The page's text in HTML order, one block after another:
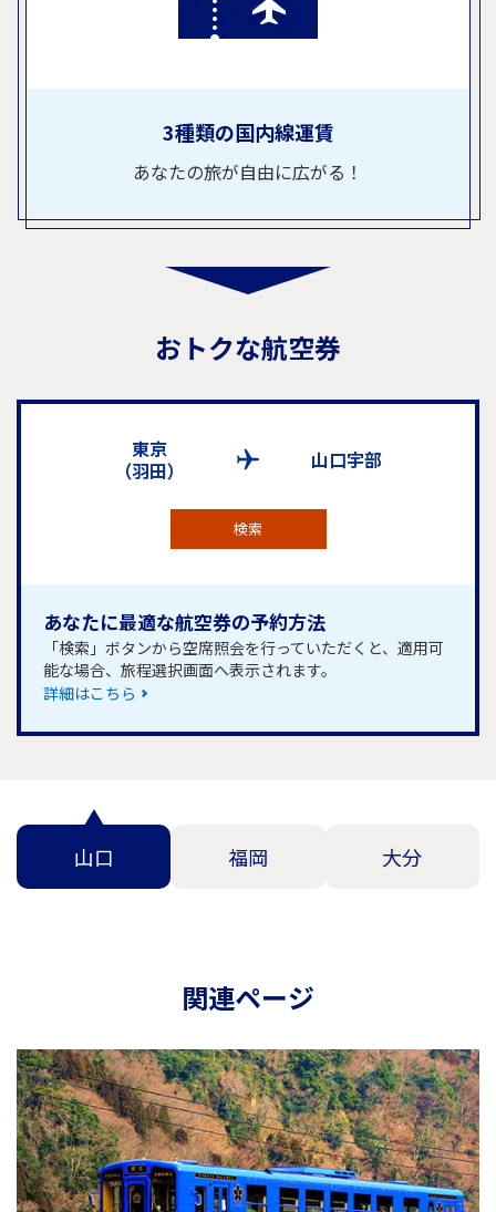
3種類の国内線運賃
あなたの旅が自由に広がる！
おトクな航空券
東京
（羽田）
山口宇部
検索
あなたに最適な航空券の予約方法
「検索」ボタンから空席照会を行っていただくと、適用可
能な場合、旅程選択画面へ表示されます。
詳細はこちら
山口 福岡 大分
関連ページ